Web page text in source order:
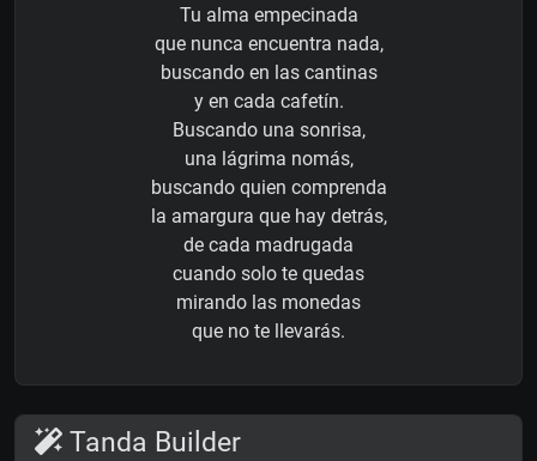
Tu alma empecinada
que nunca encuentra nada,
buscando en las cantinas
y en cada cafetín.
Buscando una sonrisa,
una lágrima nomás,
buscando quien comprenda
la amargura que hay detrás,
de cada madrugada
cuando solo te quedas
mirando las monedas
que no te llevarás.
Tanda Builder